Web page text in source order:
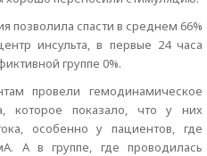
позволила спасти в среднем 66%
инсульта, в первые 24 часа
группе 0%.
провели гемодинамическое
которое показало, что у них
особенно у пациентов, где
А в группе, где проводилась